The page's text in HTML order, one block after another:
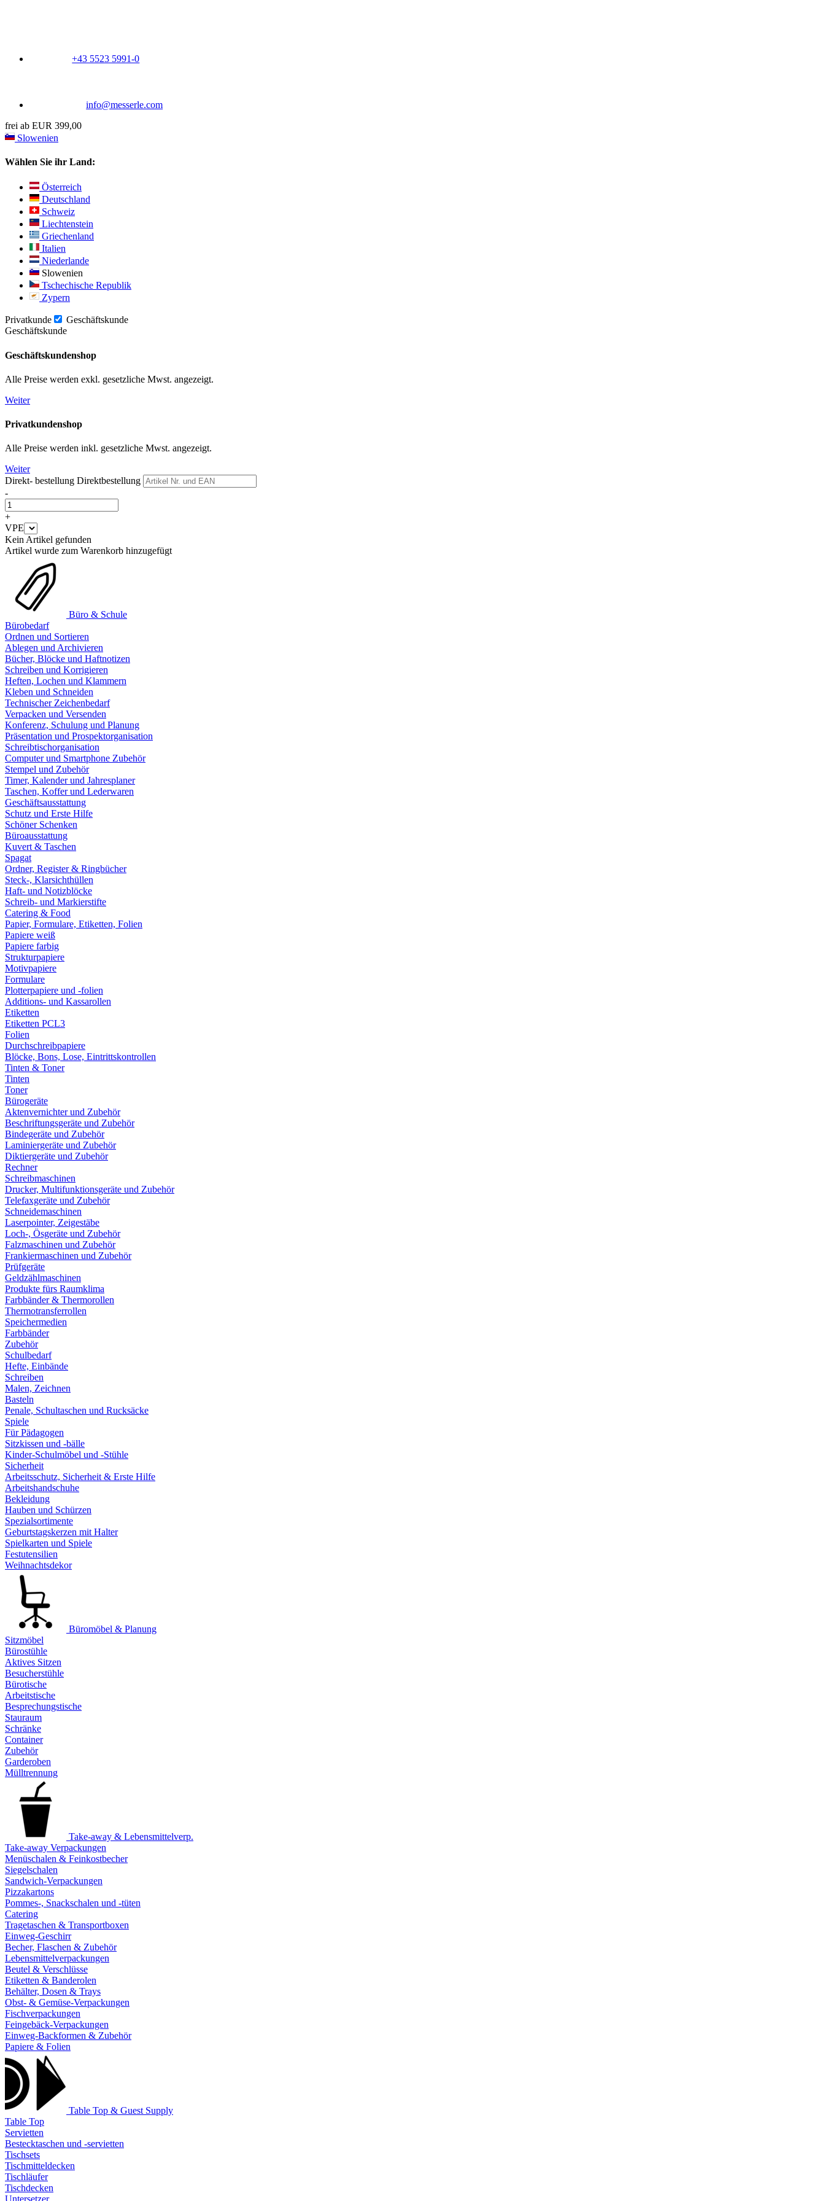
+43 5523 5991-0
info@messerle.com
frei ab EUR 399,00
Slowenien
Wählen Sie ihr Land:
Österreich
Deutschland
Schweiz
Liechtenstein
Griechenland
Italien
Niederlande
Slowenien
Tschechische Republik
Zypern
Privatkunde
Geschäftskunde
Geschäftskunde
Geschäftskundenshop
Alle Preise werden exkl. gesetzliche Mwst. angezeigt.
Weiter
Privatkundenshop
Alle Preise werden inkl. gesetzliche Mwst. angezeigt.
Weiter
Direkt- bestellung Direktbestellung
-
+
VPE
Kein Artikel gefunden
Artikel wurde zum Warenkorb hinzugefügt
Büro & Schule
Bürobedarf
Ordnen und Sortieren
Ablegen und Archivieren
Bücher, Blöcke und Haftnotizen
Schreiben und Korrigieren
Heften, Lochen und Klammern
Kleben und Schneiden
Technischer Zeichenbedarf
Verpacken und Versenden
Konferenz, Schulung und Planung
Präsentation und Prospektorganisation
Schreibtischorganisation
Computer und Smartphone Zubehör
Stempel und Zubehör
Timer, Kalender und Jahresplaner
Taschen, Koffer und Lederwaren
Geschäftsausstattung
Schutz und Erste Hilfe
Schöner Schenken
Büroausstattung
Kuvert & Taschen
Spagat
Ordner, Register & Ringbücher
Steck-, Klarsichthüllen
Haft- und Notizblöcke
Schreib- und Markierstifte
Catering & Food
Papier, Formulare, Etiketten, Folien
Papiere weiß
Papiere farbig
Strukturpapiere
Motivpapiere
Formulare
Plotterpapiere und -folien
Additions- und Kassarollen
Etiketten
Etiketten PCL3
Folien
Durchschreibpapiere
Blöcke, Bons, Lose, Eintrittskontrollen
Tinten & Toner
Tinten
Toner
Bürogeräte
Aktenvernichter und Zubehör
Beschriftungsgeräte und Zubehör
Bindegeräte und Zubehör
Laminiergeräte und Zubehör
Diktiergeräte und Zubehör
Rechner
Schreibmaschinen
Drucker, Multifunktionsgeräte und Zubehör
Telefaxgeräte und Zubehör
Schneidemaschinen
Laserpointer, Zeigestäbe
Loch-, Ösgeräte und Zubehör
Falzmaschinen und Zubehör
Frankiermaschinen und Zubehör
Prüfgeräte
Geldzählmaschinen
Produkte fürs Raumklima
Farbbänder & Thermorollen
Thermotransferrollen
Speichermedien
Farbbänder
Zubehör
Schulbedarf
Hefte, Einbände
Schreiben
Malen, Zeichnen
Basteln
Penale, Schultaschen und Rucksäcke
Spiele
Für Pädagogen
Sitzkissen und -bälle
Kinder-Schulmöbel und -Stühle
Sicherheit
Arbeitsschutz, Sicherheit & Erste Hilfe
Arbeitshandschuhe
Bekleidung
Hauben und Schürzen
Spezialsortimente
Geburtstagskerzen mit Halter
Spielkarten und Spiele
Festutensilien
Weihnachtsdekor
Büromöbel & Planung
Sitzmöbel
Bürostühle
Aktives Sitzen
Besucherstühle
Bürotische
Arbeitstische
Besprechungstische
Stauraum
Schränke
Container
Zubehör
Garderoben
Mülltrennung
Take-away & Lebensmittelverp.
Take-away Verpackungen
Menüschalen & Feinkostbecher
Siegelschalen
Sandwich-Verpackungen
Pizzakartons
Pommes-, Snackschalen und -tüten
Catering
Tragetaschen & Transportboxen
Einweg-Geschirr
Becher, Flaschen & Zubehör
Lebensmittelverpackungen
Beutel & Verschlüsse
Etiketten & Banderolen
Behälter, Dosen & Trays
Obst- & Gemüse-Verpackungen
Fischverpackungen
Feingebäck-Verpackungen
Einweg-Backformen & Zubehör
Papiere & Folien
Table Top & Guest Supply
Table Top
Servietten
Bestecktaschen und -servietten
Tischsets
Tischmitteldecken
Tischläufer
Tischdecken